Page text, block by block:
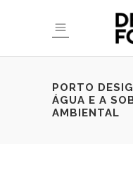
PORTO
ÁGUA E A
AMBIENTAL